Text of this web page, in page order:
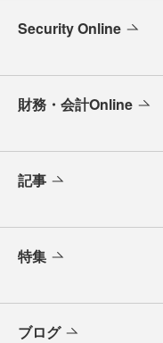
Security Online
財務・会計Online
記事
特集
ブログ